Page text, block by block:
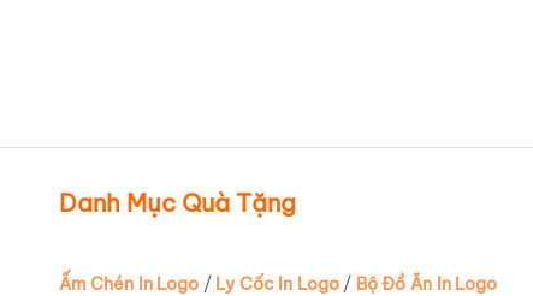
Danh Mục Quà Tặng
Ấm Chén In Logo / Ly Cốc In Logo/ Bộ Đồ Ăn In Logo